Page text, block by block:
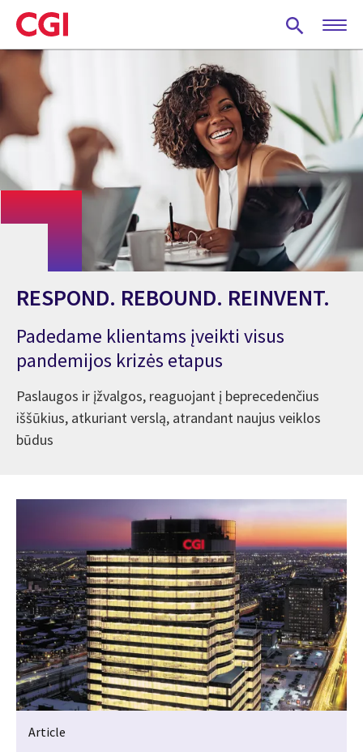
Skip
to
main
content
RESPOND. REBOUND. REINVENT.
Padedame klientams įveikti visus
pandemijos krizės etapus
Paslaugos ir įžvalgos, reaguojant į beprecedenčius
iššūkius, atkuriant verslą, atrandant naujus veiklos
būdus
Article